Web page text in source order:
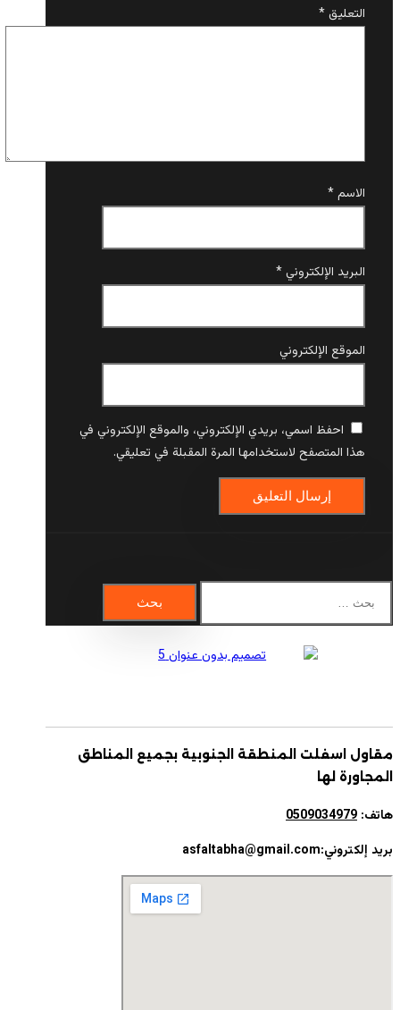
التعليق*
الاسم*
البريد الإلكتروني*
الموقع الإلكتروني
احفظ اسمي، بريدي الإلكتروني، والموقع الإلكتروني في
هذا المتصفح لاستخدامها المرة المقبلة في تعليقي.
مقاول اسفلت المنطقة الجنوبية بجميع المناطق
المجاورة لها
هاتف: 0509034979
بريد إلكتروني:asfaltabha@gmail.com